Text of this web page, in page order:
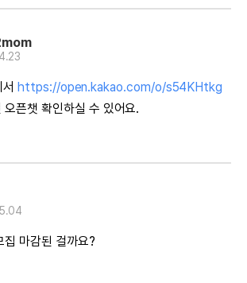
서https://open.kakao.com/o/s54KHtkg
오픈챗 확인하실 수 있어요.